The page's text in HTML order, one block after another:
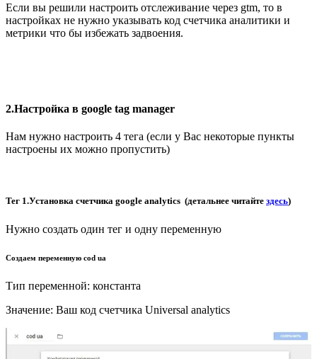
Если вы решили настроить отслеживание через gtm, то в
настройках не нужно указывать код счетчика аналитики и
метрики что бы избежать задвоения.
2.Настройка в google tag manager
Нам нужно настроить 4 тега (если у Вас некоторые пункты
настроены их можно пропустить)
Тег 1.Установка счетчика google analytics (детальнее читайте здесь)
Нужно создать один тег и одну переменную
Создаем переменную cod ua
Тип переменной: константа
Значение: Ваш код счетчика Universal analytics